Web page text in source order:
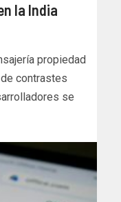
la India
propiedad
contrastes
se